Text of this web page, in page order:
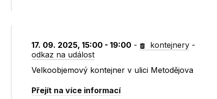
17. 09. 2025, 15:00 - 19:00 - kontejnery -
odkaz na událost
Velkoobjemový kontejner v ulici Metodějova
Přejít na více informací